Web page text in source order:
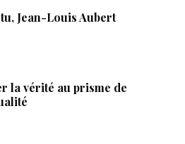
Jean-Louis Aubert
la vérité au prisme de